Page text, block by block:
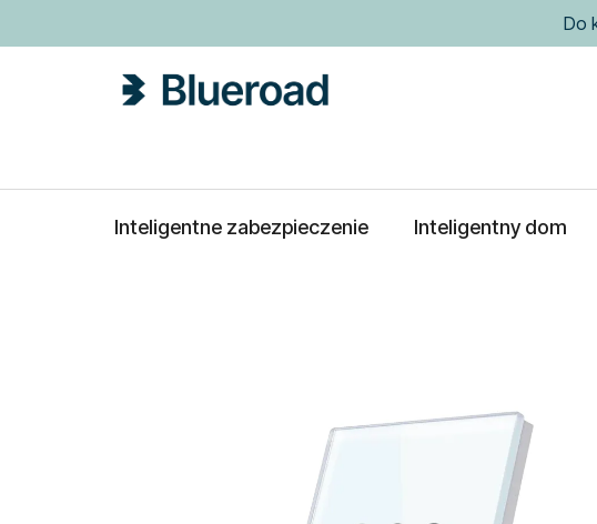
Do
Inteligentne zabezpieczenie Inteligentny dom